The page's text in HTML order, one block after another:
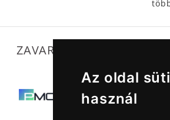
Az oldal
használ
ZAVARTALAN